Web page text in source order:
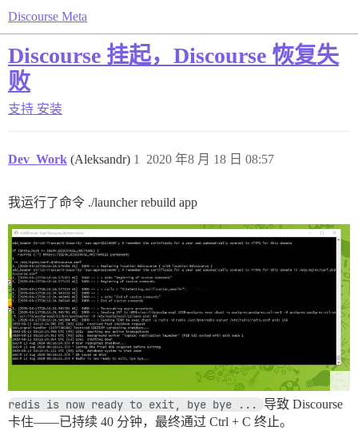
Discourse Meta
Discourse 挂起，Discourse 恢复失
败
支持 安装
Dev_Work (Aleksandr) 2020 年8 月 18 日 08:57
1
我运行了命令 ./launcher rebuild app
redis is now ready to exit, bye bye ... 导致 Discourse
卡住——已持续 40 分钟，最终通过 Ctrl + C 终止。